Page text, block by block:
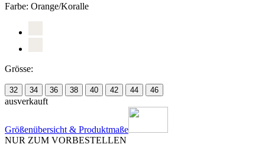
Farbe: Orange/Koralle
Grösse:
32 34 36 38 40 42 44 46
ausverkauft
Größenübersicht & Produktmaße
NUR ZUM VORBESTELLEN